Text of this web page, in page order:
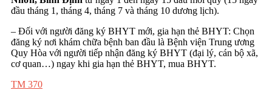
đầu tháng 1, tháng 4, tháng 7 và tháng 10 dương lịch).
– Đối với người đăng ký BHYT mới, gia hạn thẻ BHYT: Chọn
đăng ký nơi khám chữa bệnh ban đầu là Bệnh viện Trung ương
Quy Hòa với người tiếp nhận đăng ký BHYT (đại lý, cán bộ xã,
cơ quan…) ngay khi gia hạn thẻ BHYT, mua BHYT.
TM 370